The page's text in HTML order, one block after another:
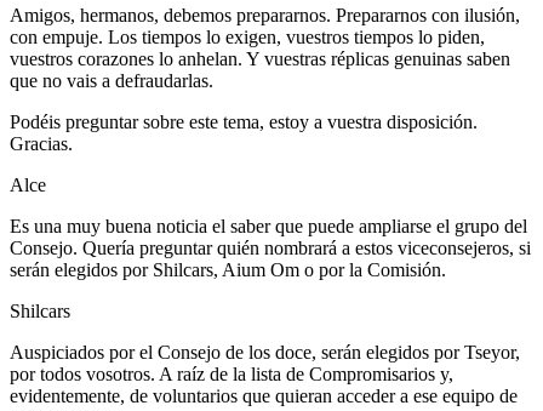
Amigos, hermanos, debemos prepararnos. Prepararnos con ilusión,
con empuje. Los tiempos lo exigen, vuestros tiempos lo piden,
vuestros corazones lo anhelan. Y vuestras réplicas genuinas saben
que no vais a defraudarlas.
Podéis preguntar sobre este tema, estoy a vuestra disposición.
Gracias.
Alce
Es una muy buena noticia el saber que puede ampliarse el grupo del
Consejo. Quería preguntar quién nombrará a estos viceconsejeros, si
serán elegidos por Shilcars, Aium Om o por la Comisión.
Shilcars
Auspiciados por el Consejo de los doce, serán elegidos por Tseyor,
por todos vosotros. A raíz de la lista de Compromisarios y,
evidentemente, de voluntarios que quieran acceder a ese equipo de